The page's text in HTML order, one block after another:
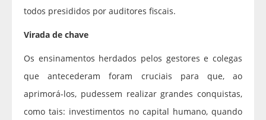
todos presididos por auditores fiscais.
Virada de chave
Os ensinamentos herdados pelos gestores e colegas
que antecederam foram cruciais para que, ao
aprimorá-los, pudessem realizar grandes conquistas,
como tais: investimentos no capital humano, quando